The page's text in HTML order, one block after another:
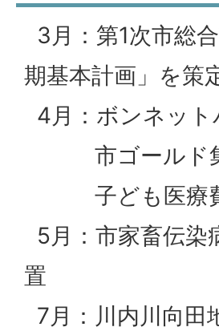
3月：第1次市総
期基本計画」を策
4月：ボンネット
市ゴールド集
子ども医療費
5月：市家畜伝染
置
7月：川内川向田